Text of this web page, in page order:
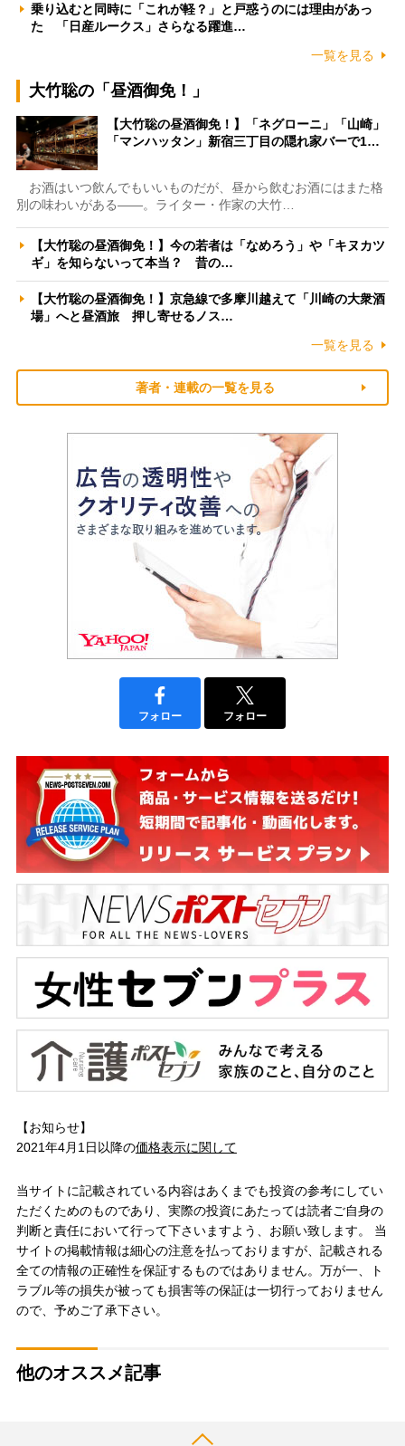
乗り込むと同時に「これが軽？」と戸惑うのには理由があっ
た 「日産ルークス」さらなる躍進…
一覧を見る
大竹聡の「昼酒御免！」
【大竹聡の昼酒御免！】「ネグローニ」「山崎」
「マンハッタン」新宿三丁目の隠れ家バーで1…
お酒はいつ飲んでもいいものだが、昼から飲むお酒にはまた格
別の味わいがある――。ライター・作家の大竹…
【大竹聡の昼酒御免！】今の若者は「なめろう」や「キヌカツ
ギ」を知らないって本当？ 昔の…
【大竹聡の昼酒御免！】京急線で多摩川越えて「川崎の大衆酒
場」へと昼酒旅 押し寄せるノス…
一覧を見る
著者・連載の一覧を見る
フォロー フォロー
【お知らせ】
2021年4月1日以降の価格表示に関して
当サイトに記載されている内容はあくまでも投資の参考にしてい
ただくためのものであり、実際の投資にあたっては読者ご自身の
判断と責任において行って下さいますよう、お願い致します。 当
サイトの掲載情報は細心の注意を払っておりますが、記載される
全ての情報の正確性を保証するものではありません。万が一、ト
ラブル等の損失が被っても損害等の保証は一切行っておりません
ので、予めご了承下さい。
他のオススメ記事